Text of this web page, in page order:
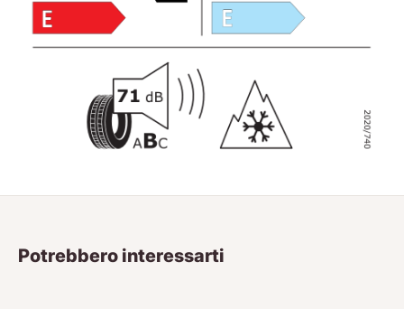
Potrebbero interessarti